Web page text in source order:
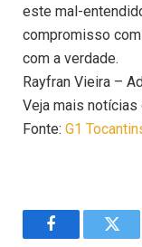
este mal-
compromisso
com a verdade.
Rayfran Vieira –
Veja mais notícias
Fonte: G1
Facebook